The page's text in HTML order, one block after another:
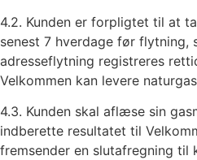
4.2. Kunden er forpligtet til at
senest 7 hverdage før flytning,
adresseflytning registreres
Velkommen kan levere
4.3. Kunden skal aflæse sin
indberette resultatet til
fremsender en slutafregning